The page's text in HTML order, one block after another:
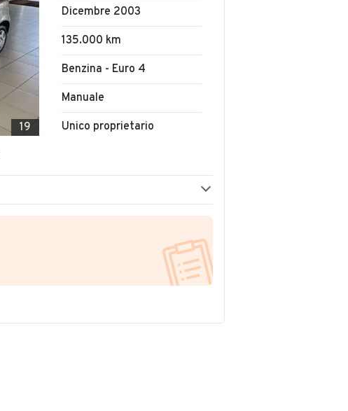
19
Dicembre 2003
135.000 km
Benzina - Euro 4
Manuale
Unico proprietario